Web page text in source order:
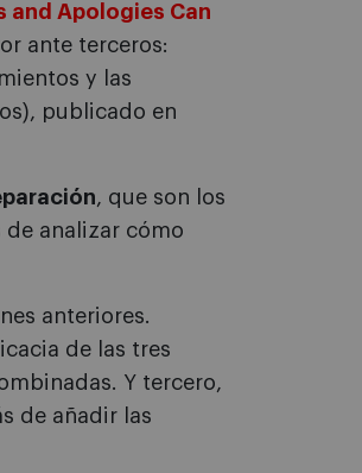
and Apologies Can
ante terceros:
y las
publicado en
, que son los
de analizar cómo
anteriores.
de las tres
Y tercero,
de añadir las